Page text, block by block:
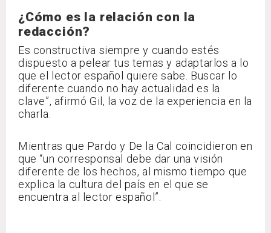
¿Cómo es la relación con la
redacción?
Es constructiva siempre y cuando estés
dispuesto a pelear tus temas y adaptarlos a lo
que el lector español quiere sabe. Buscar lo
diferente cuando no hay actualidad es la
clave”, afirmó Gil, la voz de la experiencia en la
charla.
Mientras que Pardo y De la Cal coincidieron en
que “un corresponsal debe dar una visión
diferente de los hechos, al mismo tiempo que
explica la cultura del país en el que se
encuentra al lector español”.